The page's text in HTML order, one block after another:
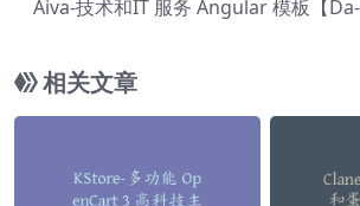
Aiva-技术和IT 服务 Angular 模板【Da-
相关文章